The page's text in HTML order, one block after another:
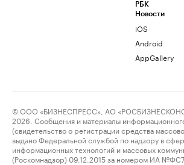
РБК
Новости
iOS
Android
AppGallery
© ООО «БИЗНЕСПРЕСС», АО
2026. Сообщения и материалы информационного
(свидетельство о регистрации средства
выдано Федеральной службой по надзору в
информационных технологий и массовых
(Роскомнадзор) 09.12.2015 за номером ИА